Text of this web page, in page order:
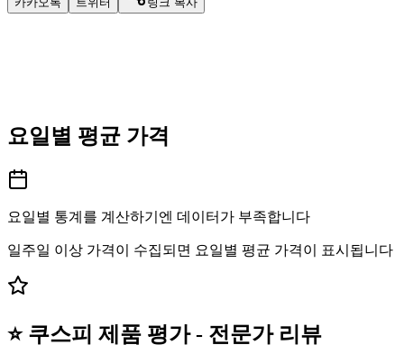
요일별 평균 가격
요일별 통계를 계산하기엔 데이터가 부족합니다
일주일 이상 가격이 수집되면 요일별 평균 가격이 표시됩니다
⭐ 쿠스피 제품 평가 - 전문가 리뷰